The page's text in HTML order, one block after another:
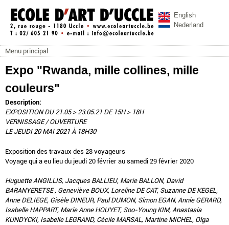
Aller au contenu principal
ecoleartuccle.be
English
Nederland
Menu principal
Menu principal
Expo "Rwanda, mille collines, mille
couleurs"
Description:
EXPOSITION DU 21.05 > 23.05.21 DE 15H > 18H
VERNISSAGE / OUVERTURE
LE JEUDI 20 MAI 2021 À 18H30
Exposition des travaux des 28 voyageurs
Voyage qui a eu lieu du jeudi 20 février au samedi 29 février 2020
Huguette ANGILLIS, Jacques BALLIEU, Marie BALLON, David
BARANYERETSE , Geneviève BOUX, Loreline DE CAT, Suzanne DE KEGEL,
Anne DELIEGE, Gisèle DINEUR, Paul DUMON, Simon EGAN, Annie GERARD,
Isabelle HAPPART, Marie Anne HOUYET, Soo-Young KIM, Anastasia
KUNDYCKI, Isabelle LEGRAND, Cécile MARSAL, Martine MICHEL, Olga